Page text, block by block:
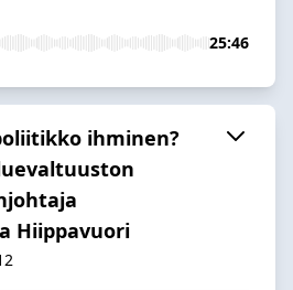
25:46
ihminen?
Hiippavuori